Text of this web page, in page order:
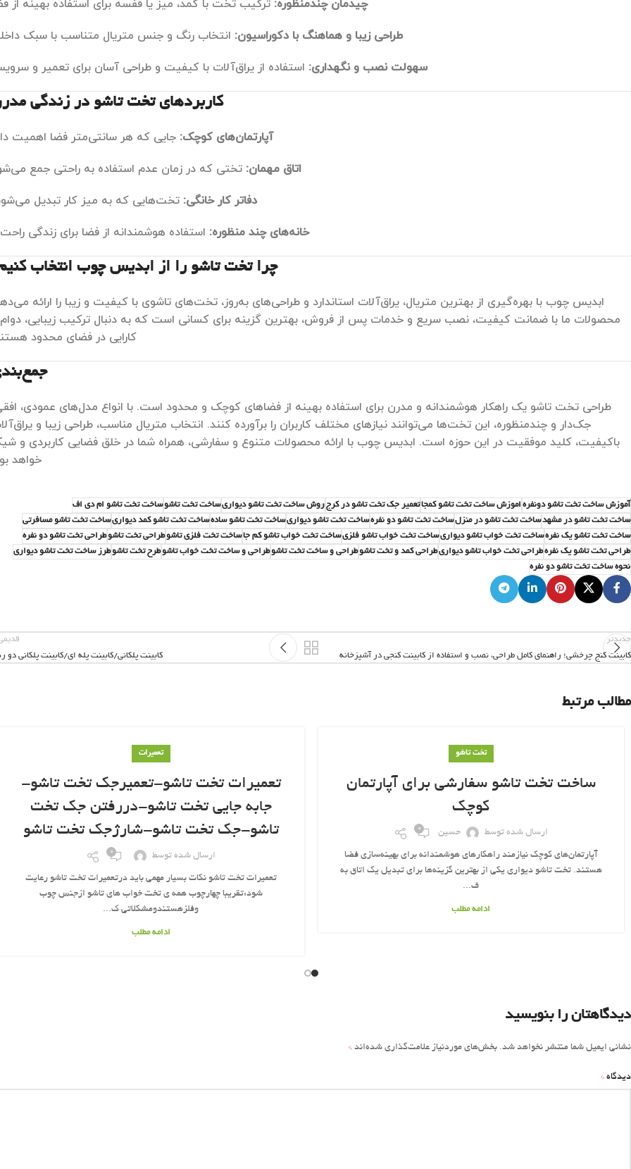
چیدمان چندمنظوره: ترکیب تخت با کمد، میز یا قفسه برای استفاده بهینه از
طراحی زیبا و هماهنگ با دکوراسیون: انتخاب رنگ و جنس متریال متناسب با سبک
سهولت نصب و نگهداری: استفاده از یراق‌آلات با کیفیت و طراحی آسان برای تعمیر و
کاربردهای تخت تاشو در زندگی
آپارتمان‌های کوچک: جایی که هر سانتی‌متر فضا اهمیت
اتاق مهمان: تختی که در زمان عدم استفاده به راحتی جمع
دفاتر کار خانگی: تخت‌هایی که به میز کار تبدیل
خانه‌های چند منظوره: استفاده هوشمندانه از فضا برای زندگی
چرا تخت تاشو را از ابدیس چوب انتخاب
ابدیس چوب با بهره‌گیری از بهترین متریال، یراق‌آلات استاندارد و طراحی‌های به‌روز، تخت‌های تاشوی با کیفیت و زیبا را ارائه
محصولات ما با ضمانت کیفیت، نصب سریع و خدمات پس از فروش، بهترین گزینه برای کسانی است که به دنبال ترکیب زیبایی،
کارایی در فضای محدود
طراحی تخت تاشو یک راهکار هوشمندانه و مدرن برای استفاده بهینه از فضاهای کوچک و محدود است. با انواع مدل‌های عمودی،
جک‌دار و چندمنظوره، این تخت‌ها می‌توانند نیازهای مختلف کاربران را برآورده کنند. انتخاب متریال مناسب، طراحی زیبا و
باکیفیت، کلید موفقیت در این حوزه است. ابدیس چوب با ارائه محصولات متنوع و سفارشی، همراه شما در خلق فضایی کاربردی و
خواهد
آموزش ساخت تخت تاشو دونفرهاموزش ساخت تخت تاشو کمجاتعمیر جک تخت تاشو در کرجروش ساخت تخت تاشو دیواریساخت تخت تاشو ساخت تخت تاشو ام دی اف
ساخت تخت تاشو در مشهدساخت تخت تاشو در منزلساخت تخت تاشو دو نفرهساخت تخت تاشو دیواریساخت تخت تاشو سادهساخت تخت تاشو کمد دیواریساخت تخت تاشو مسافرتی
ساخت تخت تاشو یک نفرهساخت تخت خواب تاشو دیواریساخت تخت خواب تاشو فلزیساخت تخت خواب تاشو کم جاساخت تخت فلزی تاشو طراحی تخت تاشو طراحی تخت تاشو دو نفره
طراحی تخت تاشو یک نفرهطراحی تخت خواب تاشو دیواریطراحی کمد و تخت تاشو طراحی و ساخت تخت تاشو طراحی و ساخت تخت خواب تاشو طرح تخت تاشو طرز ساخت تخت تاشو دیواری
نحوه ساخت تخت تاشو دو نفره
جدیدتر
کابینت کنج چرخشی؛ راهنمای کامل طراحی، نصب و استفاده از کابینت کنجی در آشپزخانه
کابینت پلکانی/کابینت پله ای/کابینت پلکانی دو
مطالب مرتبط
تخت تاشو
ساخت تخت تاشو سفارشی برای آپارتمان
کوچک
ارسال شده توسط حسین 0
آپارتمان‌های کوچک نیازمند راهکارهای هوشمندانه برای بهینه‌سازی فضا
هستند. تخت تاشو دیواری یکی از بهترین گزینه‌ها برای تبدیل یک اتاق به
ف...
ادامه مطلب
تعمیرات
تعمیرات تخت تاشو-تعمیرجک تخت تاشو-
جابه جایی تخت تاشو-دررفتن جک تخت
تاشو-جک تخت تاشو-شارژجک تخت تاشو
ارسال شده توسط 0
تعمیرات تخت تاشو نکات بسیار مهمی باید درتعمیرات تخت تاشو رعایت
شود:تقریبا چهارچوب همه ی تخت خواب های تاشو ازجنس چوب
وفلزهستندومشکلاتی ک...
ادامه مطلب
دیدگاهتان را بنویسید
نشانی ایمیل شما منتشر نخواهد شد. بخش‌های موردنیاز علامت‌گذاری شده‌اند *
دیدگاه *